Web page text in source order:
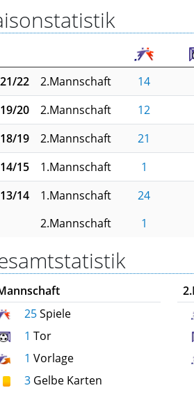
22 2.Mannschaft 14
20
2.Mannschaft 12
19
2.Mannschaft 21
15
1.Mannschaft 1
14
1.Mannschaft 24
2.Mannschaft
1
25Spiele
1 Tor
1 Vorlage
3 Gelbe Karten